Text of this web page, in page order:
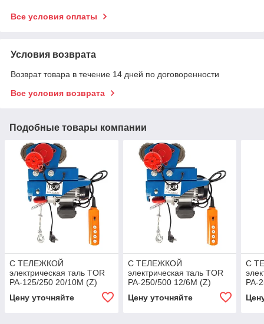
Все условия оплаты
Условия возврата
Возврат товара в течение 14 дней по договоренности
Все условия возврата
Подобные товары компании
С ТЕЛЕЖКОЙ
электрическая таль TOR
PA-125/250 20/10M (Z)
Цену уточняйте
С ТЕЛЕЖКОЙ
электрическая таль TOR
PA-250/500 12/6M (Z)
Цену уточняйте
С
PA-